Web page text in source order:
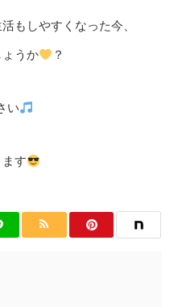
もしやすくなった今、
うか ？
い
す